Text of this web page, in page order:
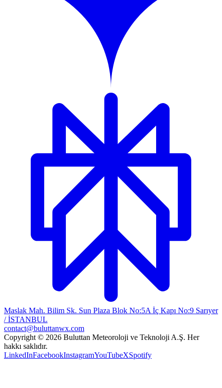
Maslak Mah. Bilim Sk. Sun Plaza Blok No:5A İç Kapı No:9 Sarıyer
/ İSTANBUL
contact@buluttanwx.com
Copyright © 2026 Buluttan Meteoroloji ve Teknoloji A.Ş. Her
hakkı saklıdır.
LinkedInFacebookInstagramYouTubeXSpotify